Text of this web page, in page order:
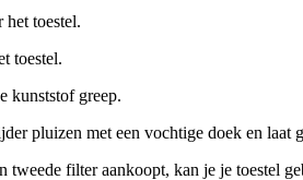
toestel.
toestel.
kunststof greep.
pluizen met een vochtige doek en laat
tweede filter aankoopt, kan je je toestel